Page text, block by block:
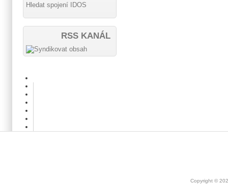
Hledat spojení IDOS
RSS KANÁL
Copyright ©